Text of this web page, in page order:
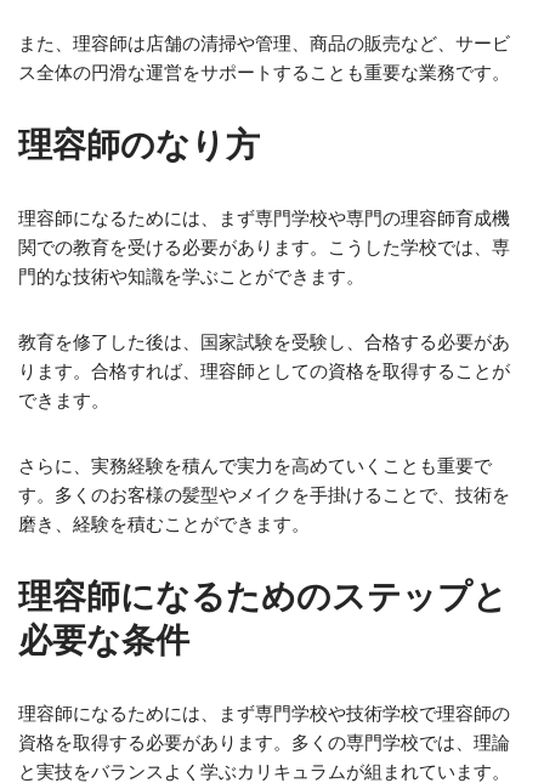
また、理容師は店舗の清掃や管理、商品の販売など、サービ
ス全体の円滑な運営をサポートすることも重要な業務です。
理容師のなり方
理容師になるためには、まず専門学校や専門の理容師育成機
関での教育を受ける必要があります。こうした学校では、専
門的な技術や知識を学ぶことができます。
教育を修了した後は、国家試験を受験し、合格する必要があ
ります。合格すれば、理容師としての資格を取得することが
できます。
さらに、実務経験を積んで実力を高めていくことも重要で
す。多くのお客様の髪型やメイクを手掛けることで、技術を
磨き、経験を積むことができます。
理容師になるためのステップと
必要な条件
理容師になるためには、まず専門学校や技術学校で理容師の
資格を取得する必要があります。多くの専門学校では、理論
と実技をバランスよく学ぶカリキュラムが組まれています。